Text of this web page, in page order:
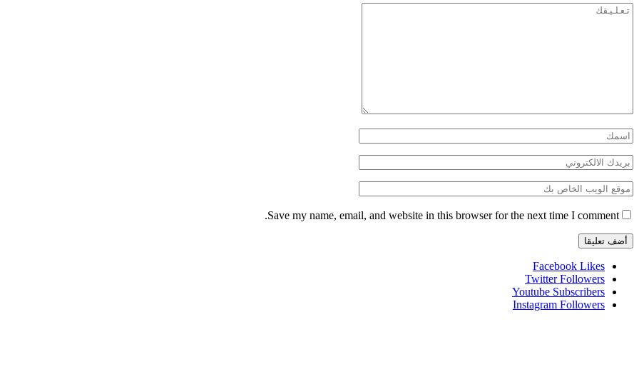
Save my name, email, and website in this browser for the next time I comment.
Facebook Likes
Twitter Followers
Youtube Subscribers
Instagram Followers